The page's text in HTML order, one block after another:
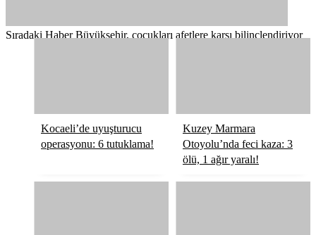
Sıradaki Haber Büyükşehir, çocukları afetlere karşı bilinçlendiriyor
Kocaeli’de uyuşturucu
operasyonu: 6 tutuklama!
Kuzey Marmara
Otoyolu’nda feci kaza: 3
ölü, 1 ağır yaralı!